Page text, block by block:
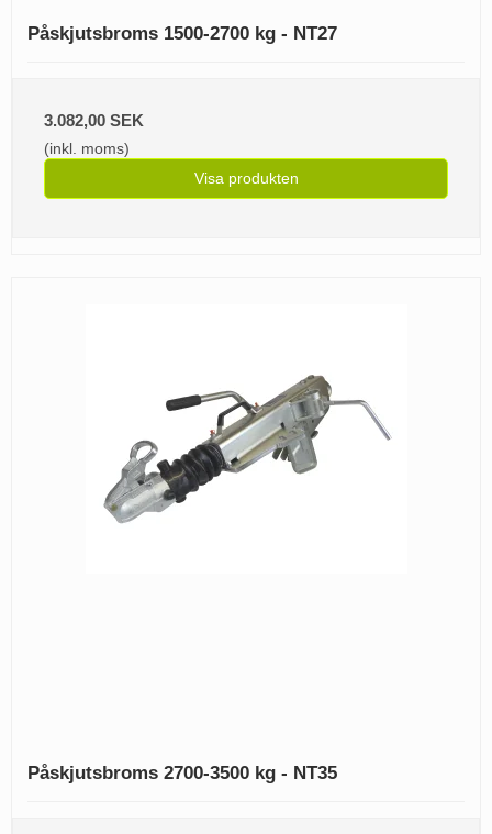
Påskjutsbroms 1500-2700 kg - NT27
3.082,00 SEK
(inkl. moms)
Visa produkten
Påskjutsbroms 2700-3500 kg - NT35